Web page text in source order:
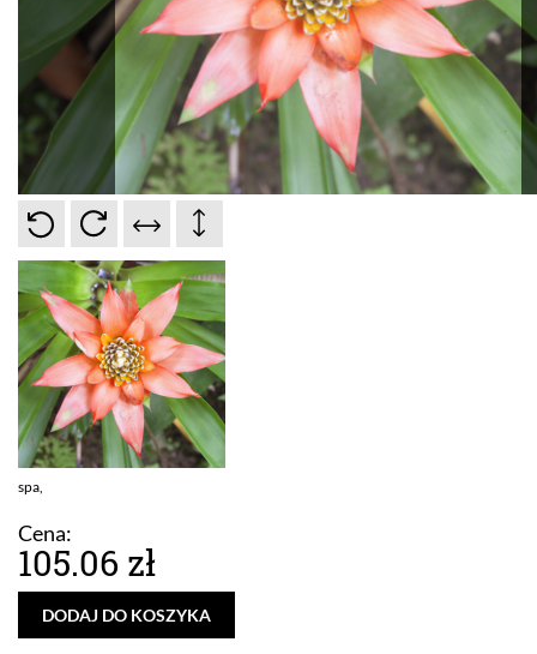
spa,
Cena:
105.06 zł
DODAJ DO KOSZYKA